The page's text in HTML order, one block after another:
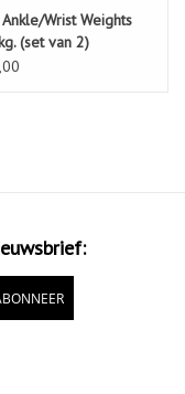
Ankle/Wrist Weights
(set van 2)